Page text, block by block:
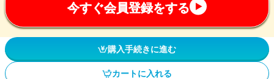
今すぐ会員登録をする
購入手続きに進む
カートに入れる